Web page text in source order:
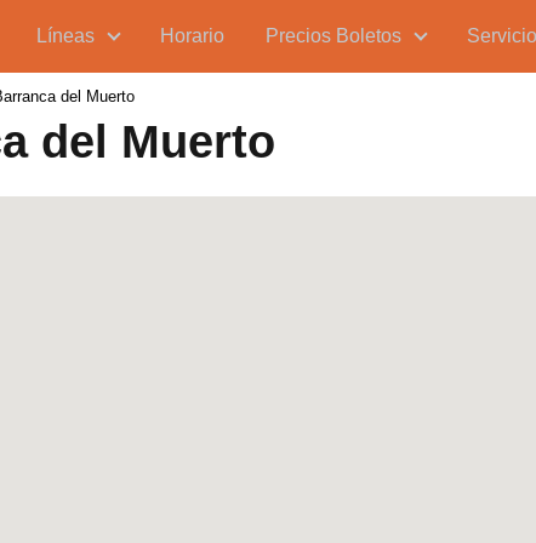
Líneas Horario Precios Boletos
del Muerto
del Muerto